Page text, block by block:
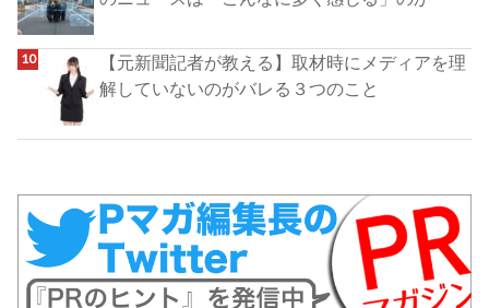
【元新聞記者が教える】取材時にメディアを理
解していないのがバレる３つのこと